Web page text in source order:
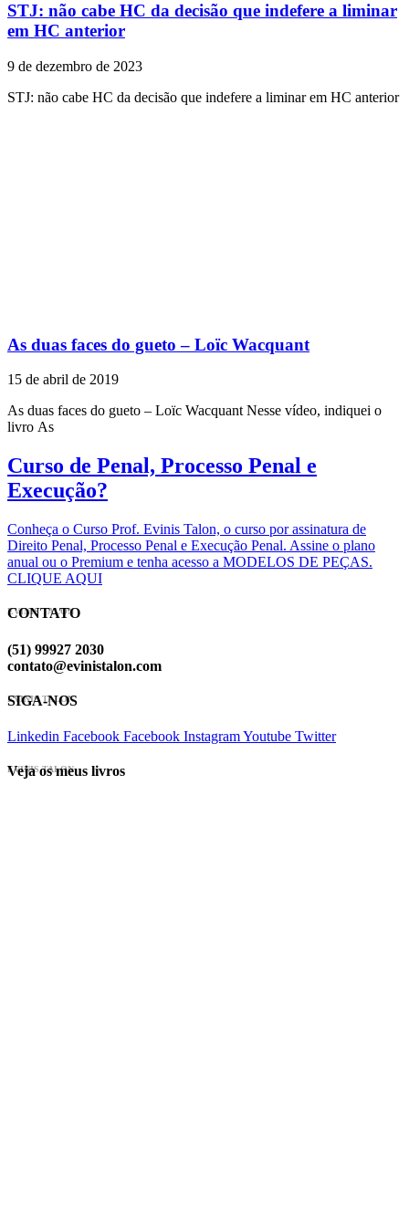
STJ: não cabe HC da decisão que indefere a liminar
em HC anterior
9 de dezembro de 2023
STJ: não cabe HC da decisão que indefere a liminar em HC anterior
As duas faces do gueto – Loïc Wacquant
15 de abril de 2019
As duas faces do gueto – Loïc Wacquant Nesse vídeo, indiquei o
livro As
Curso de Penal, Processo Penal e
Execução?
Conheça o Curso Prof. Evinis Talon, o curso por assinatura de
Direito Penal, Processo Penal e Execução Penal. Assine o plano
anual ou o Premium e tenha acesso a MODELOS DE PEÇAS.
CLIQUE AQUI
EVINIS TALON
CONTATO
(51) 99927 2030
contato@evinistalon.com
EVINIS TALON
SIGA-NOS
Linkedin Facebook Facebook InstagramYoutube Twitter
EVINIS TALON
Veja os meus livros